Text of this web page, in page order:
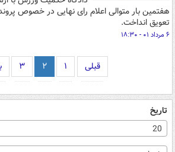
هفتمین بار متوالی اعلام رای نهایی در خصوص
تعویق انداخت.
۶ مرداد ۰۱ - ۱۸:۳۰
قبلی ۱ ۲ ۳
تاریخ
20